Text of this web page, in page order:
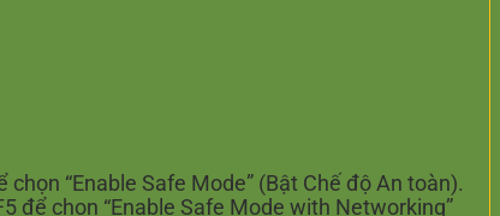
“Enable Safe Mode” (Bật Chế độ An toàn).
để chọn “Enable Safe Mode with Networking”